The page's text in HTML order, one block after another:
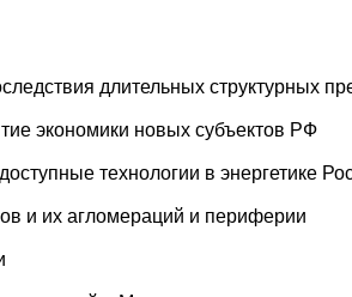
длительных структурных
экономики новых субъектов РФ
технологии в энергетике
и их агломераций и периферии